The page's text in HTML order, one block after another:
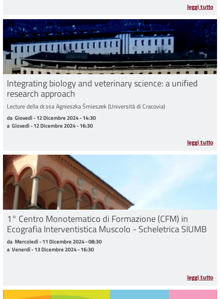
leggi tutto
Integrating biology and veterinary science: a unified
research approach
Lecture della dr.ssa Agnieszka Śmieszek (Università di Cracovia)
da Giovedì - 12 Dicembre 2024 - 14:30 a Giovedì - 12 Dicembre 2024 - 16:30
da Giovedì - 12 Dicembre 2024 - 14:30
a Giovedì - 12 Dicembre 2024 - 16:30
leggi tutto
1° Centro Monotematico di Formazione (CFM) in
Ecografia Interventistica Muscolo - Scheletrica SIUMB
da Mercoledì - 11 Dicembre 2024 - 08:30 a Venerdì - 13 Dicembre 2024 - 16:30
da Mercoledì - 11 Dicembre 2024 - 08:30
a Venerdì - 13 Dicembre 2024 - 16:30
leggi tutto